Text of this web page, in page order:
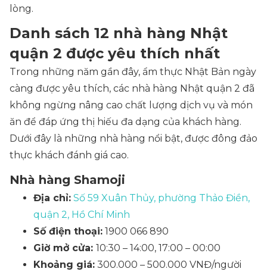
lòng.
Danh sách 12 nhà hàng Nhật
quận 2 được yêu thích nhất
Trong những năm gần đây, ẩm thực Nhật Bản ngày
càng được yêu thích, các nhà hàng Nhật quận 2 đã
không ngừng nâng cao chất lượng dịch vụ và món
ăn để đáp ứng thị hiếu đa dạng của khách hàng.
Dưới đây là những nhà hàng nổi bật, được đông đảo
thực khách đánh giá cao.
Nhà hàng Shamoji
Địa chỉ: Số 59 Xuân Thủy, phường Thảo Điền,
quận 2, Hồ Chí Minh
Số điện thoại: 1900 066 890
Giờ mở cửa: 10:30 – 14:00, 17:00 – 00:00
Khoảng giá: 300.000 – 500.000 VNĐ/người